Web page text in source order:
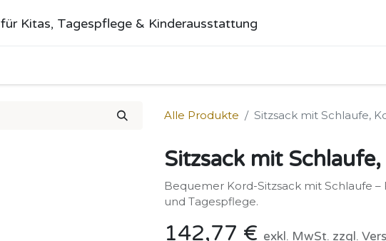
Kitas, Tagespflege & Kinderausstattung
Alle Produkte Sitzsack mit Schlaufe,
Sitzsack mit
Bequemer Kord-Sitzsack mit Schlaufe
und Tagespflege.
142,77 € exkl. MwSt. zzgl.